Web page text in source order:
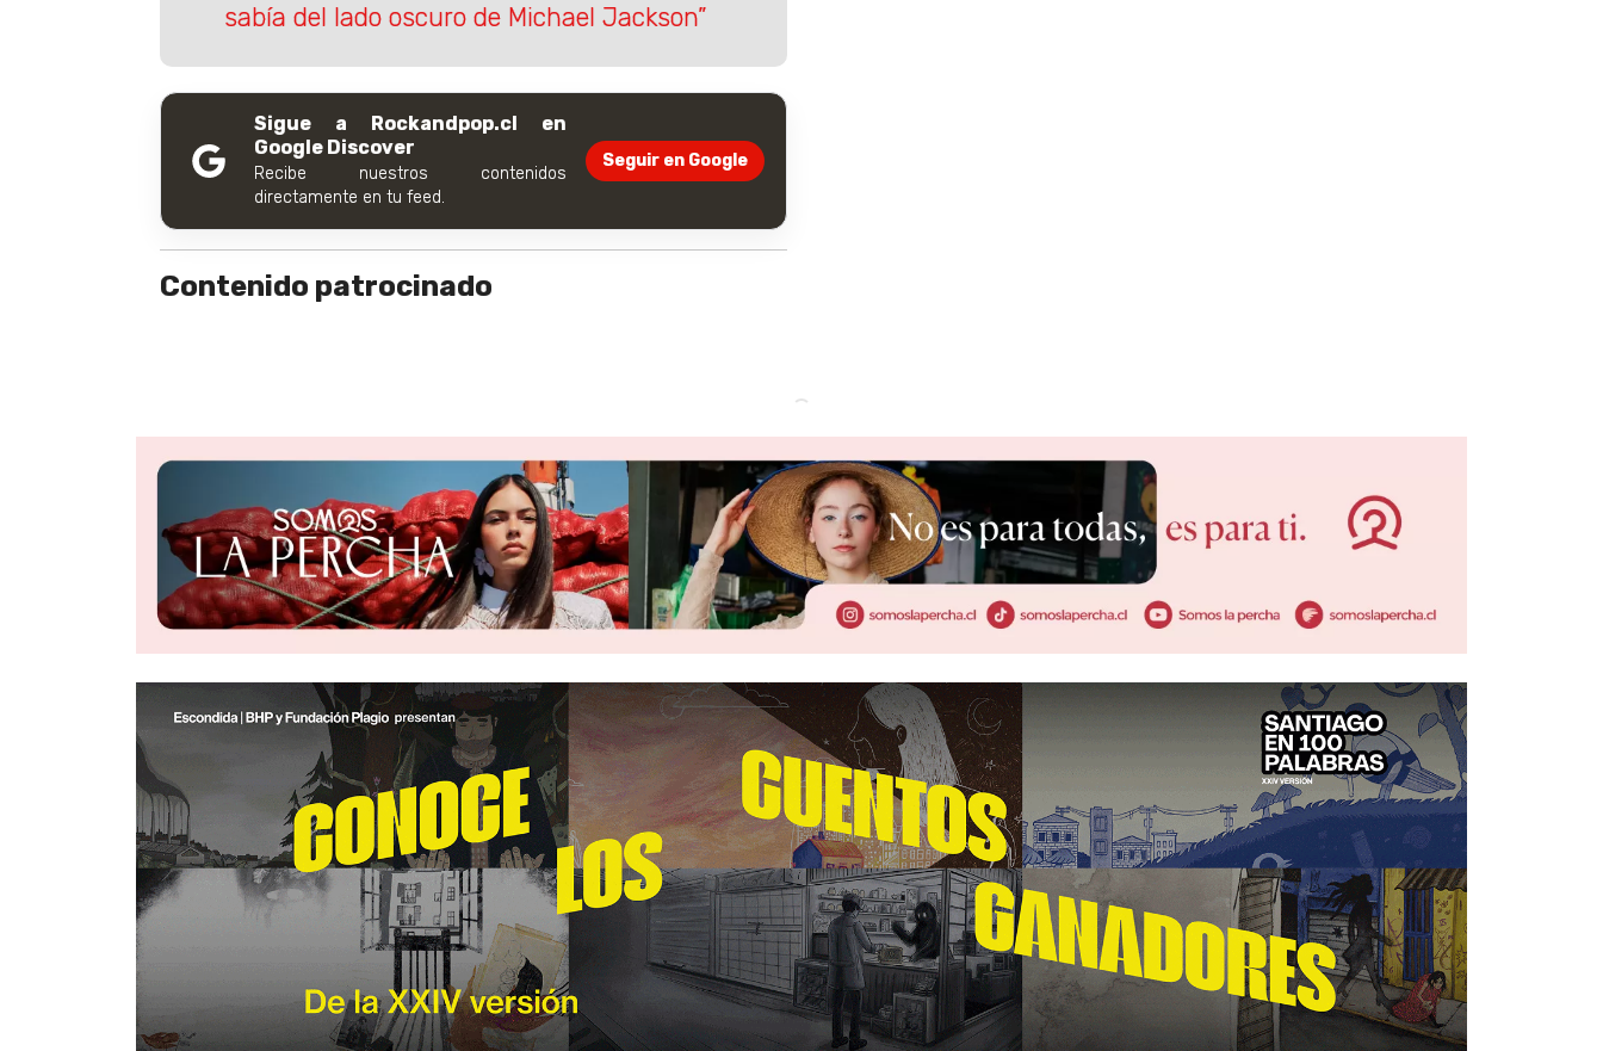
sabía del lado oscuro de Michael Jackson”
Sigue a Rockandpop.cl en
Google Discover
Recibe nuestros contenidos
directamente en tu feed.
Seguir en Google
Contenido patrocinado